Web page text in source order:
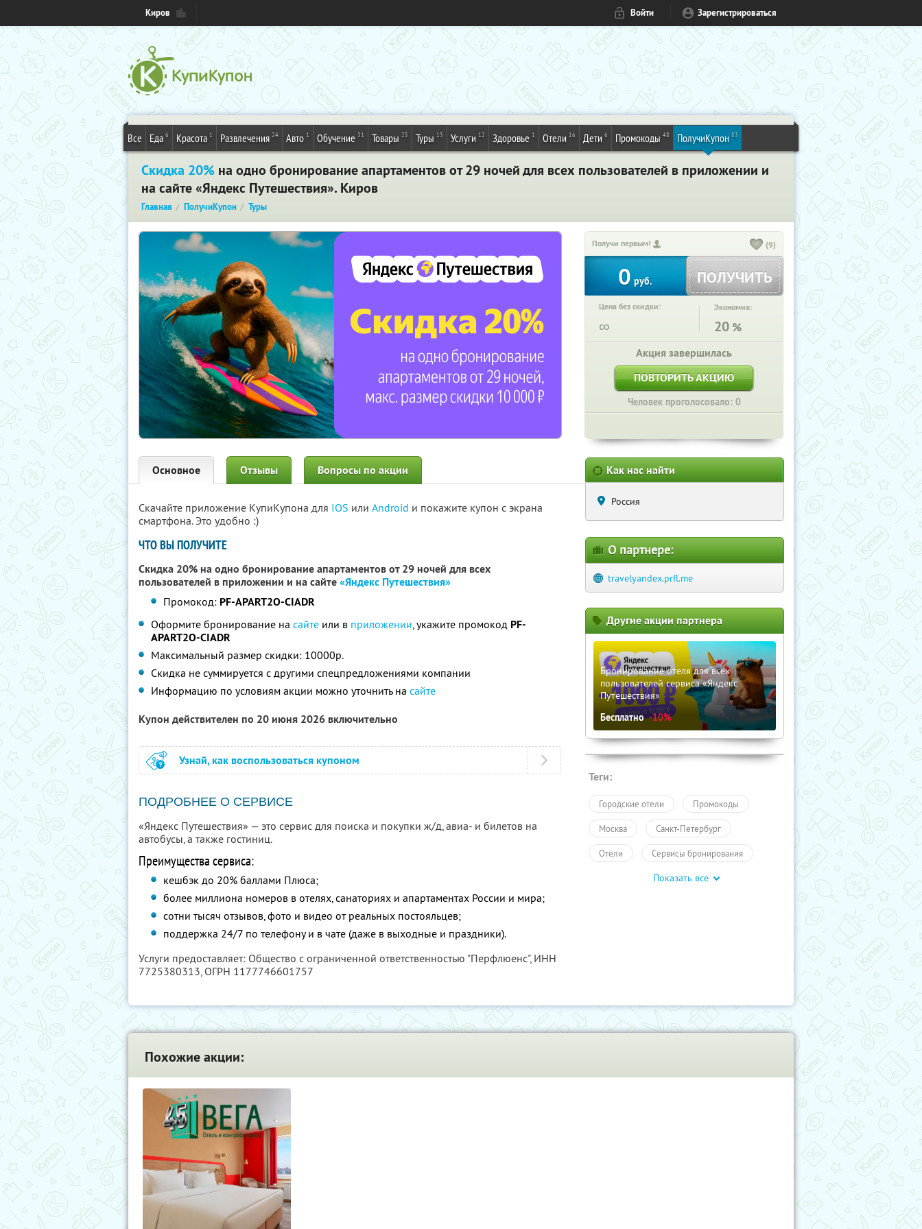
Киров Войти Зарегистрироваться
Все Еда 6 Красота 1 Развлечения 24 Авто 1 Обучение 31 Товары 25 Туры 13 Услуги 12 Здоровье 1 Отели 16 Дети 6 Промокоды 48 ПолучиКупон 83
Скидка 20% на одно бронирование апартаментов от 29 ночей для всех пользователей в приложении и
на сайте «Яндекс Путешествия». Киров
Главная ПолучиКупон Туры
Получи первым! (9)
0 руб. ПОЛУЧИТЬ
Цена без скидки:
∞
Экономия:
20 %
Акция завершилась
ПОВТОРИТЬ АКЦИЮ
Человек проголосовало: 0
Основное Отзывы Вопросы по акции
Скачайте приложение КупиКупона для IOS или Android и покажите купон с экрана
смартфона. Это удобно :)
ЧТО ВЫ ПОЛУЧИТЕ
Скидка 20% на одно бронирование апартаментов от 29 ночей для всех
пользователей в приложении и на сайте«Яндекс Путешествия»
Промокод: PF-APART2O-CIADR
Оформите бронирование на сайте или в приложении, укажите промокод PF-
APART2O-CIADR
Максимальный размер скидки: 10000р.
Скидка не суммируется с другими спецпредложениями компании
Информацию по условиям акции можно уточнить на сайте
Купон действителен по 20 июня 2026 включительно
Узнай, как воспользоваться купоном
ПОДРОБНЕЕ О СЕРВИСЕ
«Яндекс Путешествия» — это сервис для поиска и покупки ж/д, авиа- и билетов на
автобусы, а также гостиниц.
Преимущества сервиса:
кешбэк до 20% баллами Плюса;
более миллиона номеров в отелях, санаториях и апартаментах России и мира;
сотни тысяч отзывов, фото и видео от реальных постояльцев;
поддержка 24/7 по телефону и в чате (даже в выходные и праздники).
Услуги предоставляет: Общество с ограниченной ответственностью "Перфлюенс", ИНН
7725380313, ОГРН 1177746601757
Как нас найти
Россия
О партнере:
travelyandex.prfl.me
Другие акции партнера
Бронирование отеля для всех
пользователей сервиса «Яндекс
Путешествия»
Бесплатно -10%
Теги:
Городские отели Промокоды
Москва Санкт-Петербург
Отели Сервисы бронирования
Туры
Показать все
Похожие акции: